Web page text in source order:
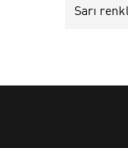
Sarı